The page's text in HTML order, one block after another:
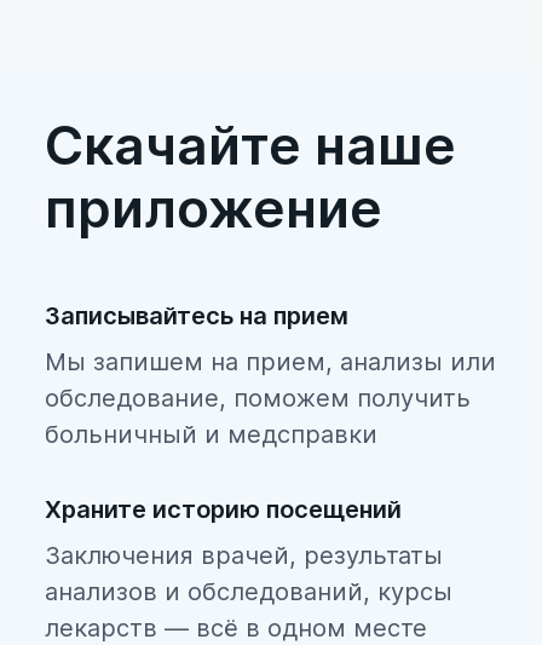
Скачайте наше
приложение
Записывайтесь на прием
Мы запишем на прием, анализы или
обследование, поможем получить
больничный и медсправки
Храните историю посещений
Заключения врачей, результаты
анализов и обследований, курсы
лекарств — всё в одном месте